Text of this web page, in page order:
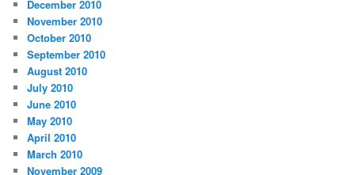
December 2010
November 2010
October 2010
September 2010
August 2010
July 2010
June 2010
May 2010
April 2010
March 2010
November 2009